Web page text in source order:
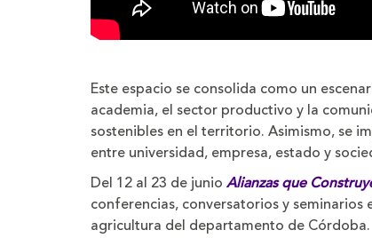
Este espacio se consolida como un
academia, el sector productivo y la
sostenibles en el territorio. Asimismo, se
entre universidad, empresa, estado y
Del 12 al 23 de junio Alianzas que
conferencias, conversatorios y
agricultura del departamento de Córdoba.